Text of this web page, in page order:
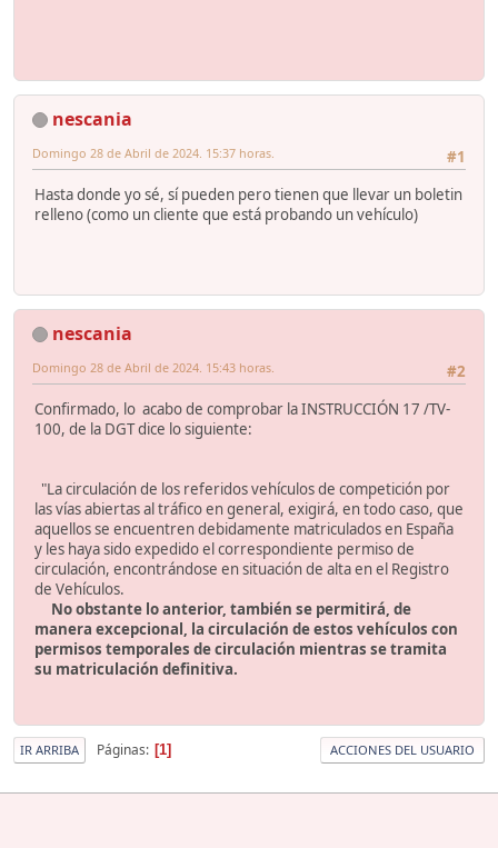
nescania
#1
Domingo 28 de Abril de 2024. 15:37 horas.
Hasta donde yo sé, sí pueden pero tienen que llevar un boletin
relleno (como un cliente que está probando un vehículo)
nescania
#2
Domingo 28 de Abril de 2024. 15:43 horas.
Confirmado, lo acabo de comprobar la INSTRUCCIÓN 17 /TV-
100, de la DGT dice lo siguiente:
"La circulación de los referidos vehículos de competición por
las vías abiertas al tráfico en general, exigirá, en todo caso, que
aquellos se encuentren debidamente matriculados en España
y les haya sido expedido el correspondiente permiso de
circulación, encontrándose en situación de alta en el Registro
de Vehículos.
No obstante lo anterior, también se permitirá, de
manera excepcional, la circulación de estos vehículos con
permisos temporales de circulación mientras se tramita
su matriculación definitiva.
IR ARRIBA Páginas 1 ACCIONES DEL USUARIO